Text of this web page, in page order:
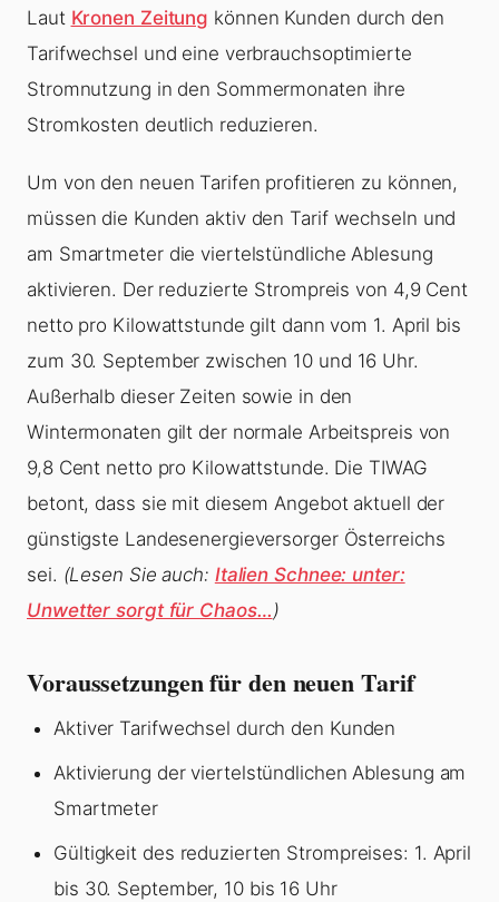
Laut Kronen Zeitung können Kunden durch den
Tarifwechsel und eine verbrauchsoptimierte
Stromnutzung in den Sommermonaten ihre
Stromkosten deutlich reduzieren.
Um von den neuen Tarifen profitieren zu können,
müssen die Kunden aktiv den Tarif wechseln und
am Smartmeter die viertelstündliche Ablesung
aktivieren. Der reduzierte Strompreis von 4,9 Cent
netto pro Kilowattstunde gilt dann vom 1. April bis
zum 30. September zwischen 10 und 16 Uhr.
Außerhalb dieser Zeiten sowie in den
Wintermonaten gilt der normale Arbeitspreis von
9,8 Cent netto pro Kilowattstunde. Die TIWAG
betont, dass sie mit diesem Angebot aktuell der
günstigste Landesenergieversorger Österreichs
sei. (Lesen Sie auch: Italien Schnee: unter:
Unwetter sorgt für Chaos…)
Voraussetzungen für den neuen Tarif
Aktiver Tarifwechsel durch den Kunden
Aktivierung der viertelstündlichen Ablesung am
Smartmeter
Gültigkeit des reduzierten Strompreises: 1. April
bis 30. September, 10 bis 16 Uhr